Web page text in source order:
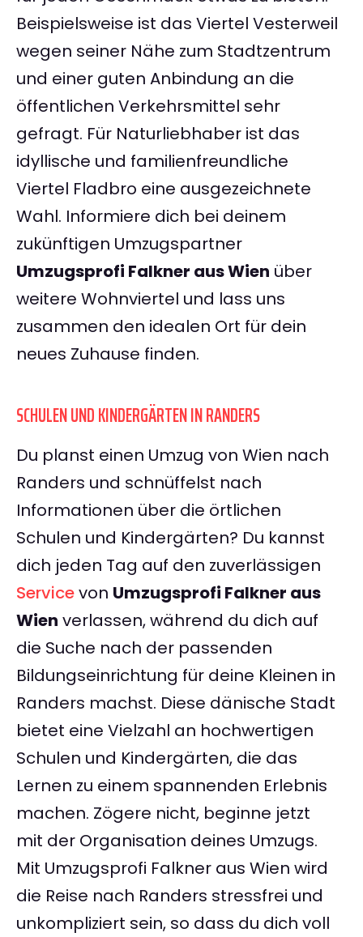
Beispielsweise ist das Viertel Vesterweil
wegen seiner Nähe zum Stadtzentrum
und einer guten Anbindung an die
öffentlichen Verkehrsmittel sehr
gefragt. Für Naturliebhaber ist das
idyllische und familienfreundliche
Viertel Fladbro eine ausgezeichnete
Wahl. Informiere dich bei deinem
zukünftigen Umzugspartner
Umzugsprofi Falkner aus Wien über
weitere Wohnviertel und lass uns
zusammen den idealen Ort für dein
neues Zuhause finden.
SCHULEN UND KINDERGÄRTEN IN RANDERS
Du planst einen Umzug von Wien nach
Randers und schnüffelst nach
Informationen über die örtlichen
Schulen und Kindergärten? Du kannst
dich jeden Tag auf den zuverlässigen
Servicevon Umzugsprofi Falkner aus
Wien verlassen, während du dich auf
die Suche nach der passenden
Bildungseinrichtung für deine Kleinen in
Randers machst. Diese dänische Stadt
bietet eine Vielzahl an hochwertigen
Schulen und Kindergärten, die das
Lernen zu einem spannenden Erlebnis
machen. Zögere nicht, beginne jetzt
mit der Organisation deines Umzugs.
Mit Umzugsprofi Falkner aus Wien wird
die Reise nach Randers stressfrei und
unkompliziert sein, so dass du dich voll